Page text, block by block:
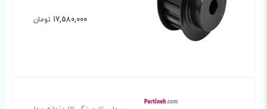
17,580,000 تومان